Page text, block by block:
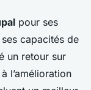
pour ses
capacités de
un retour sur
l’amélioration